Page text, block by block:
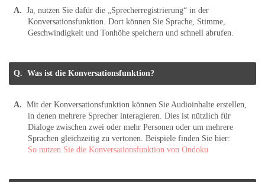
Ja, nutzen Sie dafür die „Sprecherregistrierung“ in der
Konversationsfunktion. Dort können Sie Sprache, Stimme,
Geschwindigkeit und Tonhöhe speichern und schnell abrufen.
Was ist die Konversationsfunktion?
Mit der Konversationsfunktion können Sie Audioinhalte erstellen,
in denen mehrere Sprecher interagieren. Dies ist nützlich für
Dialoge zwischen zwei oder mehr Personen oder um mehrere
Sprachen gleichzeitig zu vertonen. Beispiele finden Sie hier:
So nutzen Sie die Konversationsfunktion von Ondoku